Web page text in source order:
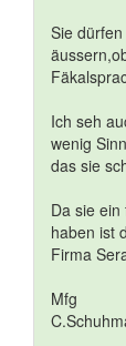
Sie
Ich seh
wenig
das sie
Da sie
haben ist
Firma
Mfg